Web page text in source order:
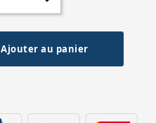
Ajouter au panier